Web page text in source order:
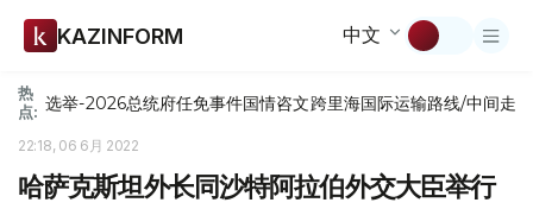
KAZINFORM 中文
热
点: 选举-2026总统府任免事件国情咨文跨里海国际运输路线/中间走廊
22:18, 06 6月 2022
哈萨克斯坦外长同沙特阿拉伯外交大臣举行